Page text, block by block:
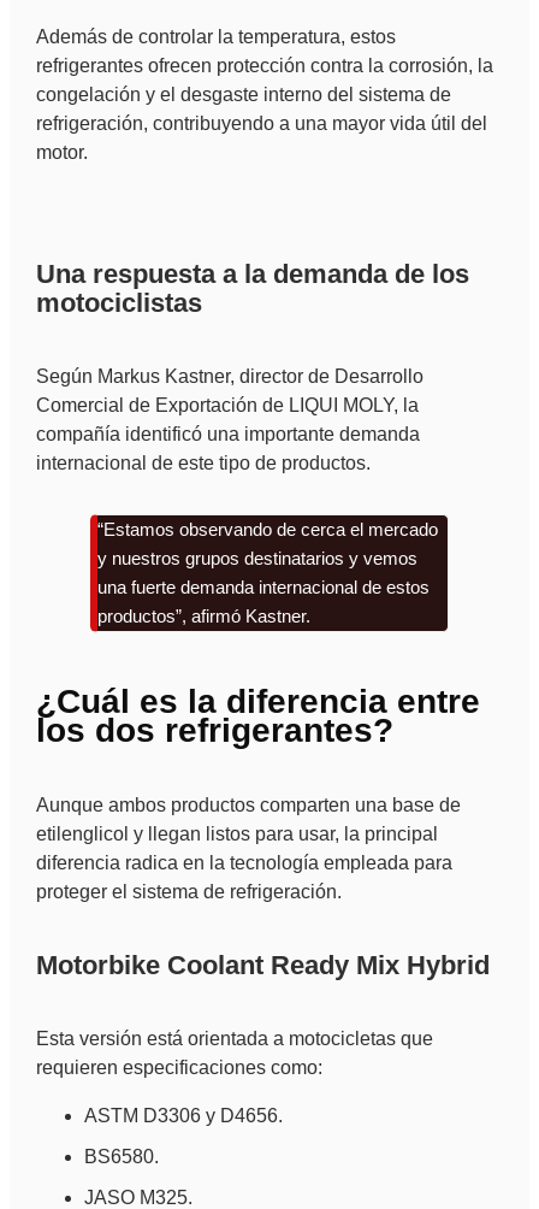
Además de controlar la temperatura, estos
refrigerantes ofrecen protección contra la corrosión, la
congelación y el desgaste interno del sistema de
refrigeración, contribuyendo a una mayor vida útil del
motor.
Una respuesta a la demanda de los
motociclistas
Según Markus Kastner, director de Desarrollo
Comercial de Exportación de LIQUI MOLY, la
compañía identificó una importante demanda
internacional de este tipo de productos.
“Estamos observando de cerca el mercado
y nuestros grupos destinatarios y vemos
una fuerte demanda internacional de estos
productos”, afirmó Kastner.
¿Cuál es la diferencia entre
los dos refrigerantes?
Aunque ambos productos comparten una base de
etilenglicol y llegan listos para usar, la principal
diferencia radica en la tecnología empleada para
proteger el sistema de refrigeración.
Motorbike Coolant Ready Mix Hybrid
Esta versión está orientada a motocicletas que
requieren especificaciones como:
ASTM D3306 y D4656.
BS6580.
JASO M325.